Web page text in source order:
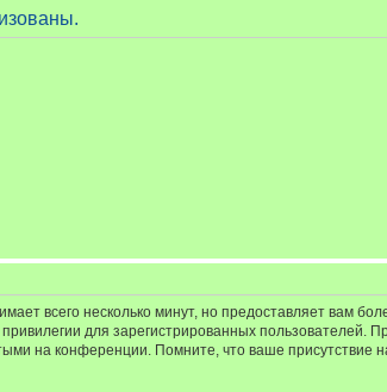
всего несколько минут, но предоставляет вам
для зарегистрированных пользователей.
на конференции. Помните, что ваше присутствие